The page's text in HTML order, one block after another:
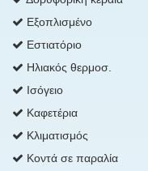
Εξοπλισμένο
Εστιατόριο
Ηλιακός θερμοσ.
Ισόγειο
Καφετέρια
Κλιματισμός
Κοντά σε παραλία